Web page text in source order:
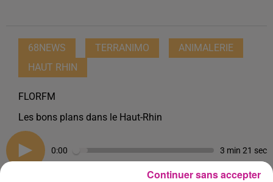
68NEWS TERRANIMO
ANIMALERIE
HAUT RHIN
FLORFM
Les bons plans dans le Haut-Rhin
0:00 3 min 21 sec
Continuer sans accepter